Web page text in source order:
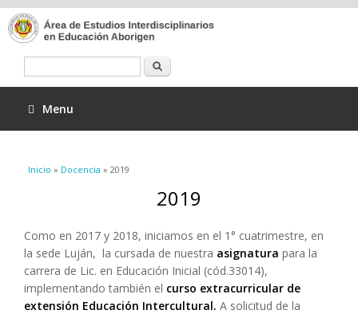
Menu
Se encuentra usted aquí
Inicio » Docencia » 2019
2019
Como en 2017 y 2018, iniciamos en el 1° cuatrimestre, en
la sede Luján, la cursada de nuestra asignatura para la
carrera de Lic. en Educación Inicial (cód.33014),
implementando también el curso extracurricular de
extensión Educación Intercultural. A solicitud de la